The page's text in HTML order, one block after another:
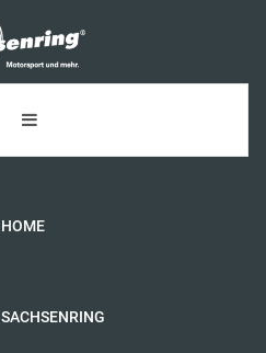
HOME
SACHSENRING